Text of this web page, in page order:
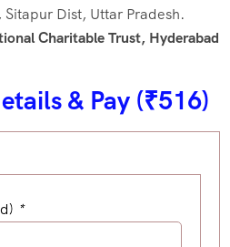
, Sitapur Dist, Uttar Pradesh.
Charitable Trust, Hyderabad
& Pay (₹516)
*